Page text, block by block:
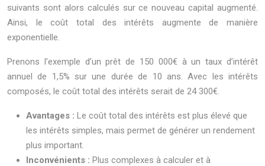
suivants sont alors calculés sur ce nouveau capital augmenté.
Ainsi, le coût total des intérêts augmente de manière
exponentielle.
Prenons l’exemple d’un prêt de 150 000€ à un taux d’intérêt
annuel de 1,5% sur une durée de 10 ans. Avec les intérêts
composés, le coût total des intérêts serait de 24 300€.
Avantages : Le coût total des intérêts est plus élevé que
les intérêts simples, mais permet de générer un rendement
plus important.
Inconvénients : Plus complexes à calculer et à